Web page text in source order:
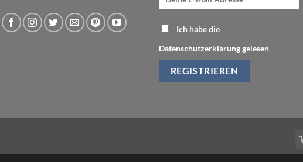
Ich habe die
Datenschutzerklärung gelesen